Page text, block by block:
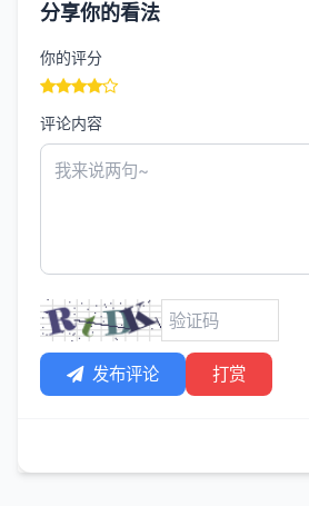
分享你的看法
你的评分
评论内容
发布评论 打赏